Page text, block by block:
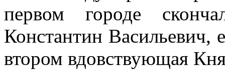
первом городе
Константин Васильевич,
втором вдовствующая